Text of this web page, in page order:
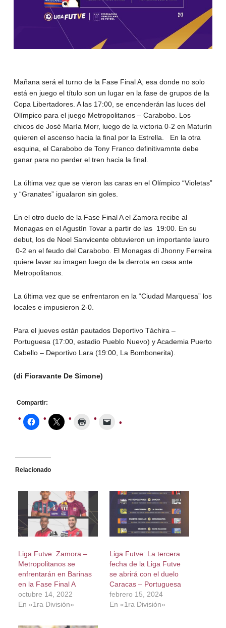
Mañana será el turno de la Fase Final A, esa donde no solo
está en juego el título son un lugar en la fase de grupos de la
Copa Libertadores. A las 17:00, se encenderán las luces del
Olímpico para el juego Metropolitanos – Carabobo. Los
chicos de José María Morr, luego de la victoria 0-2 en Maturín
quieren el ascenso hacia la final por la Estrella. En la otra
esquina, el Carabobo de Tony Franco definitivamnte debe
ganar para no perder el tren hacia la final.
La última vez que se vieron las caras en el Olímpico “Violetas”
y “Granates” igualaron sin goles.
En el otro duelo de la Fase Final A el Zamora recibe al
Monagas en el Agustín Tovar a partir de las 19:00. En su
debut, los de Noel Sanvicente obtuvieron un importante lauro
0-2 en el feudo del Carabobo. El Monagas di Jhonny Ferreira
quiere lavar su imagen luego de la derrota en casa ante
Metropolitanos.
La última vez que se enfrentaron en la “Ciudad Marquesa” los
locales e impusieron 2-0.
Para el jueves están pautados Deportivo Táchira –
Portuguesa (17:00, estadio Pueblo Nuevo) y Academia Puerto
Cabello – Deportivo Lara (19:00, La Bombonerita).
(di Fioravante De Simone)
Compartir:
Relacionado
Liga Futve: Zamora –
Metropolitanos se
enfrentarán en Barinas
en la Fase Final A
octubre 14, 2022
En «1ra División»
Liga Futve: La tercera
fecha de la Liga Futve
se abrirá con el duelo
Caracas – Portuguesa
febrero 15, 2024
En «1ra División»